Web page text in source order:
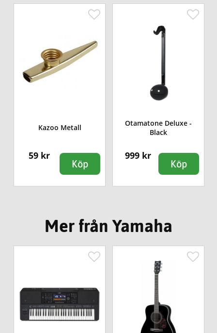
Kazoo Metall
59 kr
Köp
Otamatone Deluxe -
Black
999 kr
Köp
Mer från Yamaha